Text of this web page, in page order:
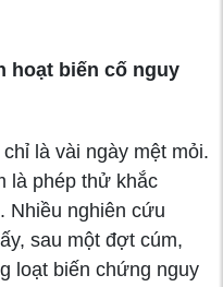
hoạt biến cố nguy
là vài ngày mệt mỏi.
là phép thử khắc
Nhiều nghiên cứu
sau một đợt cúm,
loạt biến chứng nguy